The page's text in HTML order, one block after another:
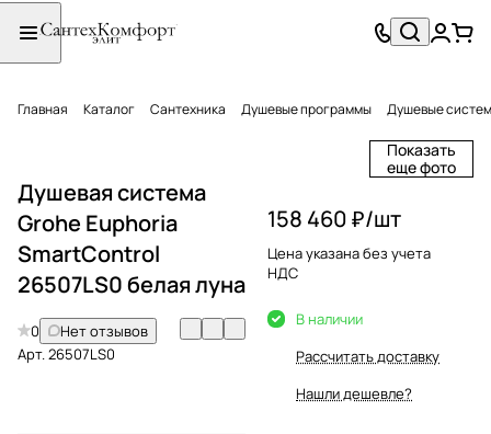
Главная Каталог Сантехника Душевые программы Душевые
Показать
еще фото
Душевая система
Grohe Euphoria
SmartControl
26507LS0 белая луна
0
Нет отзывов
Арт.26507LS0
158 460 ₽/шт
Цена указана без учета
НДС
В наличии
Рассчитать доставку
Нашли дешевле?